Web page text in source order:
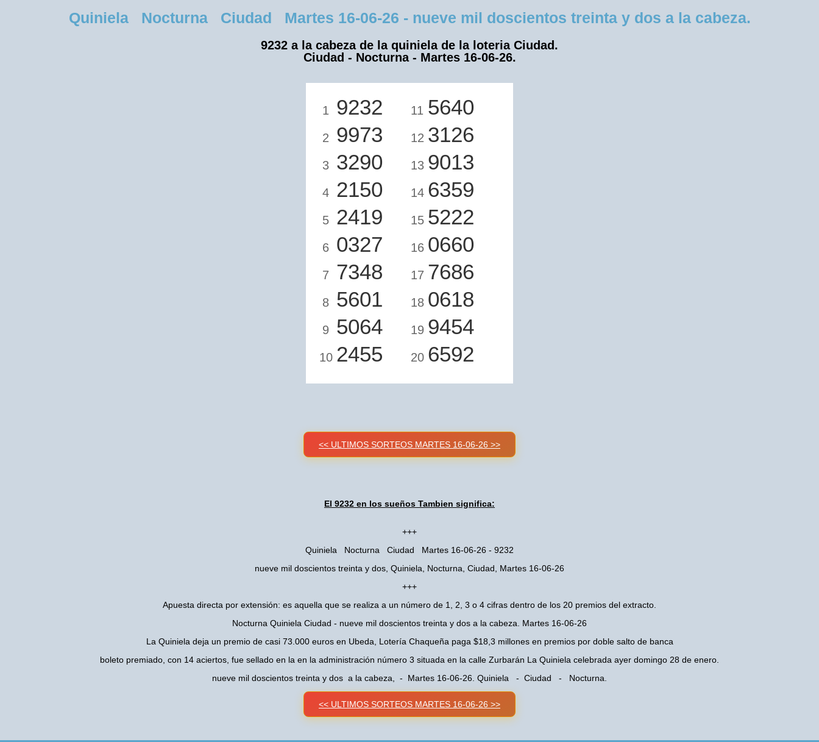
Quiniela Nocturna Ciudad Martes 16-06-26 - nueve mil doscientos treinta y dos a la cabeza.
9232 a la cabeza de la quiniela de la loteria Ciudad.
Ciudad - Nocturna - Martes 16-06-26.
1 9232
2 9973
3 3290
4 2150
5 2419
6 0327
7 7348
8 5601
9 5064
10 2455
11 5640
12 3126
13 9013
14 6359
15 5222
16 0660
17 7686
18 0618
19 9454
20 6592
<< ULTIMOS SORTEOS MARTES 16-06-26 >>
El 9232 en los sueños Tambien significa:
+++
Quiniela Nocturna Ciudad Martes 16-06-26 - 9232
nueve mil doscientos treinta y dos, Quiniela, Nocturna, Ciudad, Martes 16-06-26
+++
Apuesta directa por extensión: es aquella que se realiza a un número de 1, 2, 3 o 4 cifras dentro de los 20 premios del extracto.
Nocturna Quiniela Ciudad - nueve mil doscientos treinta y dos a la cabeza. Martes 16-06-26
La Quiniela deja un premio de casi 73.000 euros en Ubeda, Lotería Chaqueña paga $18,3 millones en premios por doble salto de banca
boleto premiado, con 14 aciertos, fue sellado en la en la administración número 3 situada en la calle Zurbarán La Quiniela celebrada ayer domingo 28 de enero.
nueve mil doscientos treinta y dos a la cabeza, - Martes 16-06-26. Quiniela - Ciudad - Nocturna.
<< ULTIMOS SORTEOS MARTES 16-06-26 >>